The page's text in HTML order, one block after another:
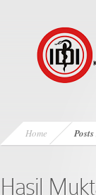
Home
Hasil